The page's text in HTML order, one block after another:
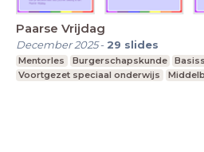
Paarse Vrijdag
December 2025- 29 slides
Mentorles Burgerschapskunde
Voortgezet speciaal onderwijs